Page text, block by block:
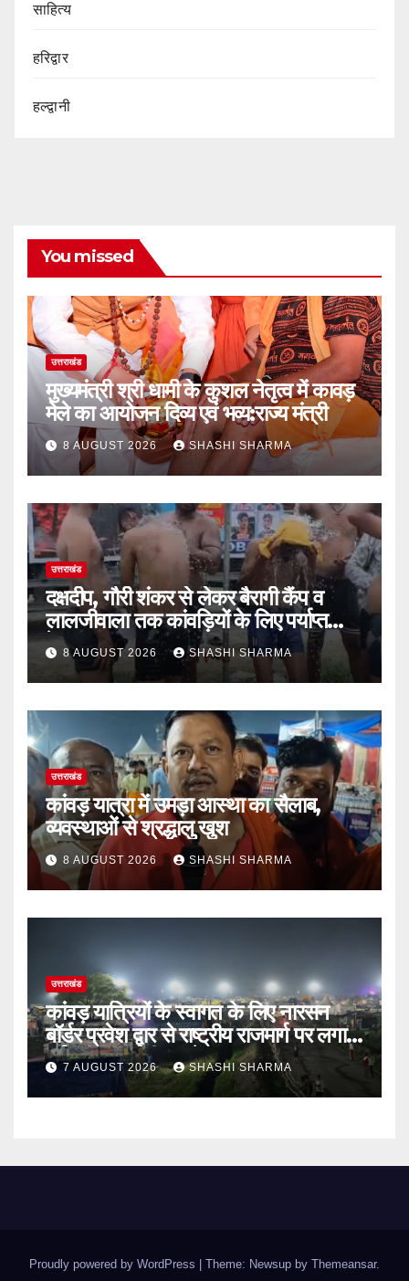
साहित्य
हरिद्वार
हल्द्वानी
You missed
उत्तराखंड
मुख्यमंत्री श्री धामी के कुशल नेतृत्व में कावड़
मेले का आयोजन दिव्य एवं भव्य:राज्य मंत्री
8 AUGUST 2026 SHASHI SHARMA
उत्तराखंड
दक्षदीप, गौरी शंकर से लेकर बैरागी कैंप व
लालजीवाला तक कांवड़ियों के लिए पर्याप्त
पेयजल व्यवस्था
8 AUGUST 2026 SHASHI SHARMA
उत्तराखंड
कांवड़ यात्रा में उमड़ा आस्था का सैलाब,
व्यवस्थाओं से श्रद्धालु खुश
8 AUGUST 2026 SHASHI SHARMA
उत्तराखंड
कांवड़ यात्रियों के स्वागत के लिए नारसन
बॉर्डर प्रवेश द्वार से राष्ट्रीय राजमार्ग पर लगाई
गई रंगीन एलईडी लाइटें
7 AUGUST 2026 SHASHI SHARMA
Proudly powered by WordPress | Theme: Newsup by Themeansar.